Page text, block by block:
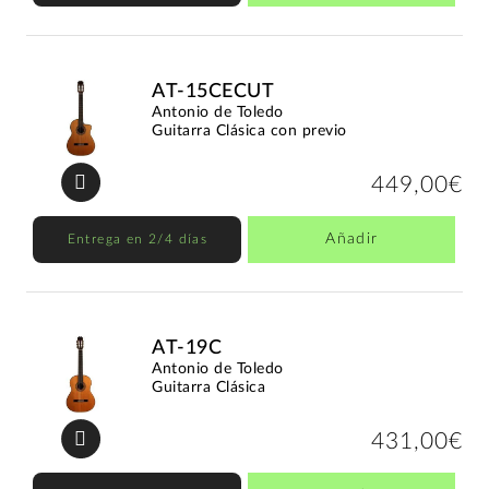
AT-15CECUT
Antonio de Toledo
Guitarra Clásica con previo
449,00€
Entrega en 2/4 días Añadir
AT-19C
Antonio de Toledo
Guitarra Clásica
431,00€